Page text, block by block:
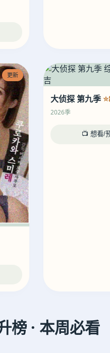
更新
大侦探 第九季
2026季
📺 想看/
榜 · 本周必看